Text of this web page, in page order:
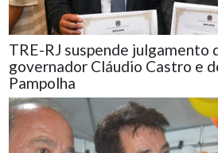
TRE-RJ suspende julgamento
governador Cláudio Castro e
Pampolha